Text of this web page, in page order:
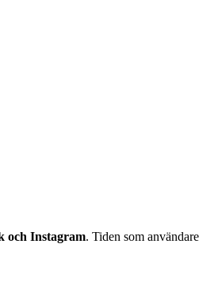
och Instagram. Tiden som användare